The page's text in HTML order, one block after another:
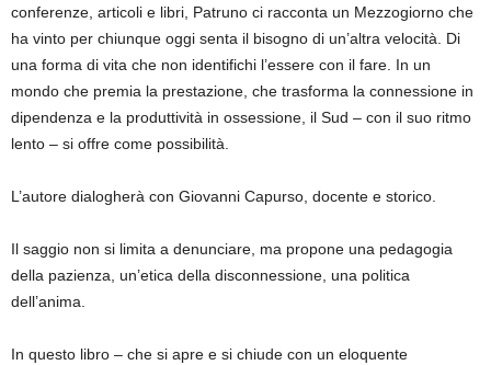
conferenze, articoli e libri, Patruno ci racconta un Mezzogiorno che
ha vinto per chiunque oggi senta il bisogno di un’altra velocità. Di
una forma di vita che non identifichi l’essere con il fare. In un
mondo che premia la prestazione, che trasforma la connessione in
dipendenza e la produttività in ossessione, il Sud – con il suo ritmo
lento – si offre come possibilità.
L’autore dialogherà con Giovanni Capurso, docente e storico.
Il saggio non si limita a denunciare, ma propone una pedagogia
della pazienza, un’etica della disconnessione, una politica
dell’anima.
In questo libro – che si apre e si chiude con un eloquente